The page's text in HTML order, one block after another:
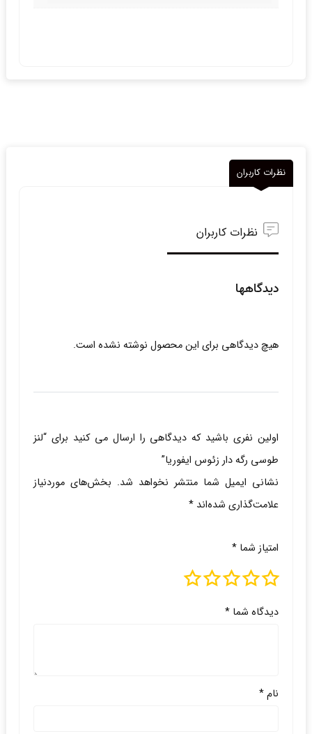
نظرات کاربران
نظرات کاربران
دیدگاهها
هیچ دیدگاهی برای این محصول نوشته نشده است.
اولین نفری باشید که دیدگاهی را ارسال می کنید برای “لنز
طوسی رگه دار زئوس ایفوریا”
نشانی ایمیل شما منتشر نخواهد شد. بخش‌های موردنیاز
علامت‌گذاری شده‌اند *
امتیاز شما *
دیدگاه شما *
نام*